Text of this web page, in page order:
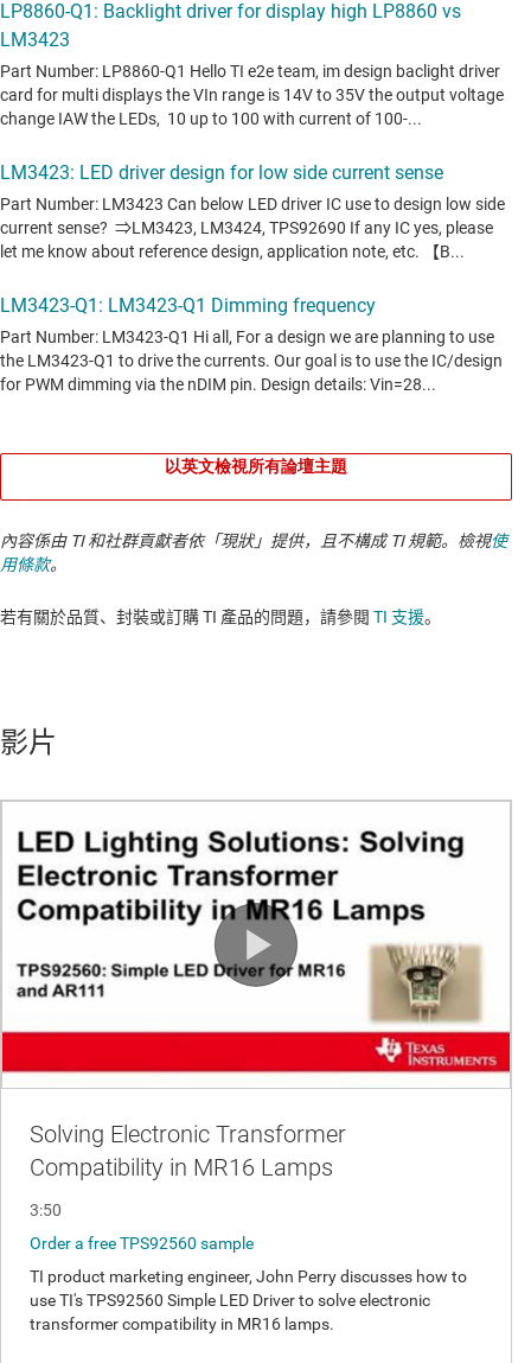
以英文檢視所有論壇主題
內容係由 TI 和社群貢獻者依「現狀」提供，且不構成 TI 規範。檢視使
用條款。
若有關於品質、封裝或訂購 TI 產品的問題，請參閱 TI 支援。​​​​​​​​​​​​​​
影片